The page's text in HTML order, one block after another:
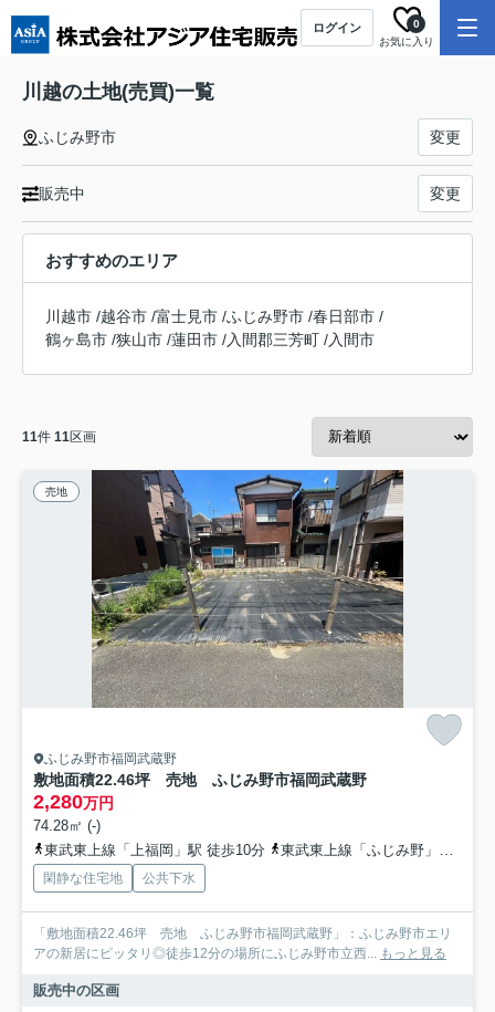
ログイン
お気に入り
0
川越の土地(売買)一覧
ふじみ野市 変更
販売中 変更
おすすめのエリア
川越市 /越谷市 /富士見市 /ふじみ野市 /春日部市 /
鶴ヶ島市 /狭山市 /蓮田市 /入間郡三芳町 /入間市
11件 11区画
売地
ふじみ野市福岡武蔵野
敷地面積22.46坪 売地 ふじみ野市福岡武蔵野
2,280万円
74.28㎡ (-)
東武東上線「上福岡」駅 徒歩10分
東武東上線「ふじみ野」駅 バス16分 東武バス「ふじみ通り」 停歩3分
閑静な住宅地 公共下水
「敷地面積22.46坪 売地 ふじみ野市福岡武蔵野」：ふじみ野市エリ
アの新居にピッタリ◎徒歩12分の場所にふじみ野市立西... もっと見る
販売中の区画